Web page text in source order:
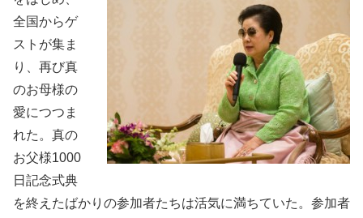
全国からゲ
ストが集ま
り、再び真
のお母様の
愛につつま
れた。真の
お父様1000
日記念式典
を終えたばかりの参加者たちは活気に満ちていた。参加者